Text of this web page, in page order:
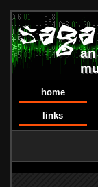
home
links